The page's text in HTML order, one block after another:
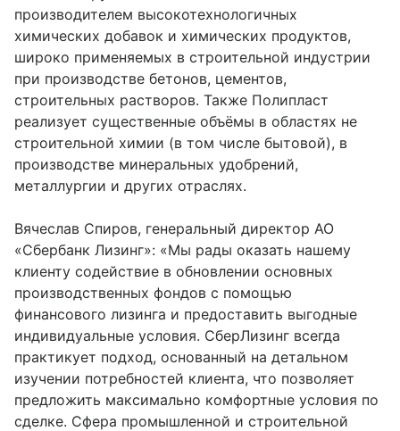
производителем высокотехнологичных
химических добавок и химических продуктов,
широко применяемых в строительной индустрии
при производстве бетонов, цементов,
строительных растворов. Также Полипласт
реализует существенные объёмы в областях не
строительной химии (в том числе бытовой), в
производстве минеральных удобрений,
металлургии и других отраслях.
Вячеслав Спиров, генеральный директор АО
«Сбербанк Лизинг»: «Мы рады оказать нашему
клиенту содействие в обновлении основных
производственных фондов с помощью
финансового лизинга и предоставить выгодные
индивидуальные условия. СберЛизинг всегда
практикует подход, основанный на детальном
изучении потребностей клиента, что позволяет
предложить максимально комфортные условия по
сделке. Сфера промышленной и строительной